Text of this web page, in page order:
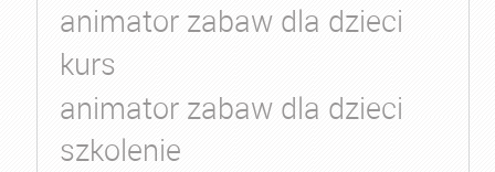
animator zabaw dla dzieci
kurs
animator zabaw dla dzieci
szkolenie